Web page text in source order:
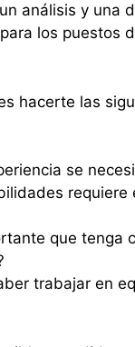
análisis y una
los puestos
hacerte las
se
requiere
que tenga
trabajar en